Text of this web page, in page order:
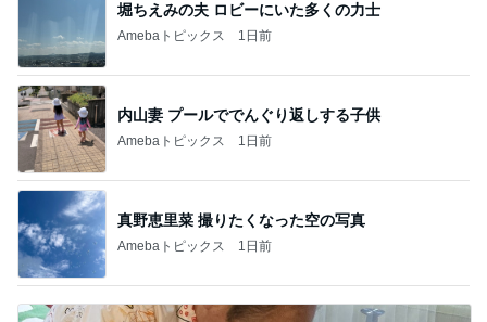
堀ちえみの夫 ロビーにいた多くの力士
Amebaトピックス 1日前
内山妻 プールででんぐり返しする子供
Amebaトピックス 1日前
真野恵里菜 撮りたくなった空の写真
Amebaトピックス 1日前